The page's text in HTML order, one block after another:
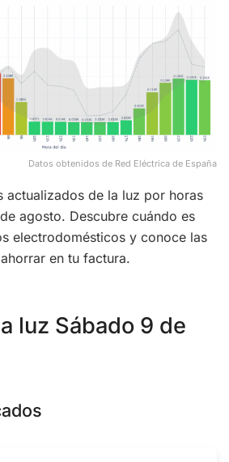
Datos obtenidos de Red Eléctrica de España
actualizados de la luz por horas
agosto. Descubre cuándo es
electrodomésticos y conoce las
en tu factura.
luz Sábado 9 de